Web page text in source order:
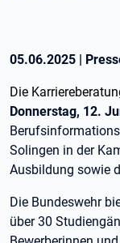
05.06.2025 |
Die
Donnerstag, 12.
Solingen in der
Ausbildung sowie
Die Bundeswehr
über 30